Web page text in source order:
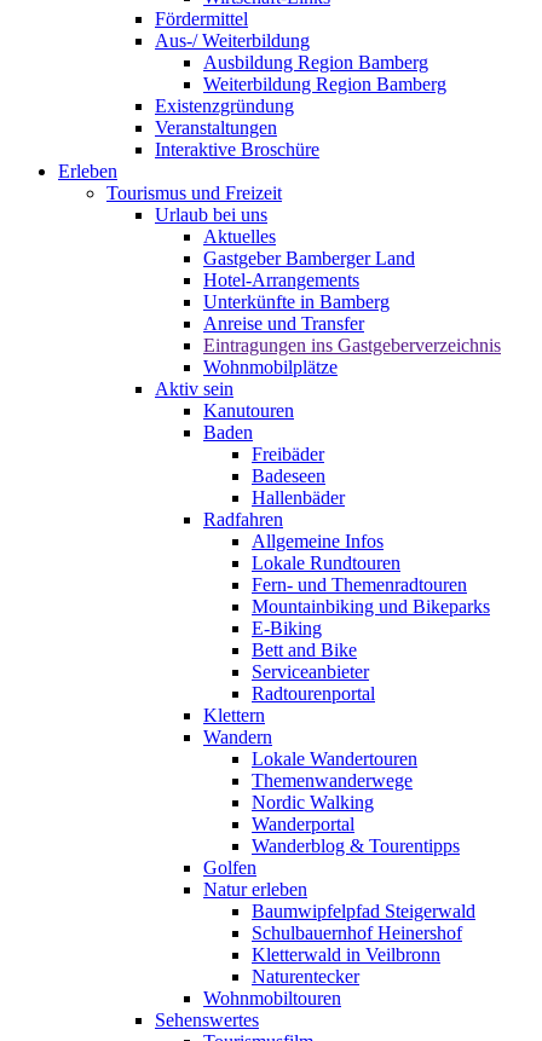
Fördermittel
Aus-/ Weiterbildung
Ausbildung Region Bamberg
Weiterbildung Region Bamberg
Existenzgründung
Veranstaltungen
Interaktive Broschüre
Erleben
Tourismus und Freizeit
Urlaub bei uns
Aktuelles
Gastgeber Bamberger Land
Hotel-Arrangements
Unterkünfte in Bamberg
Anreise und Transfer
Eintragungen ins Gastgeberverzeichnis
Wohnmobilplätze
Aktiv sein
Kanutouren
Baden
Freibäder
Badeseen
Hallenbäder
Radfahren
Allgemeine Infos
Lokale Rundtouren
Fern- und Themenradtouren
Mountainbiking und Bikeparks
E-Biking
Bett and Bike
Serviceanbieter
Radtourenportal
Klettern
Wandern
Lokale Wandertouren
Themenwanderwege
Nordic Walking
Wanderportal
Wanderblog & Tourentipps
Golfen
Natur erleben
Baumwipfelpfad Steigerwald
Schulbauernhof Heinershof
Kletterwald in Veilbronn
Naturentecker
Wohnmobiltouren
Sehenswertes